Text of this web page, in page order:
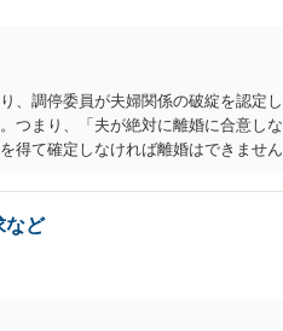
、調停委員が夫婦関係の破綻を認定
つまり、「夫が絶対に離婚に合意し
得て確定しなければ離婚はできませ
もよい」として提示された条件を全
訟をしたくないという考えを見透か
離婚原因を主張し、判決へ持ってい
へ相談・依頼した方がよいと思います
など